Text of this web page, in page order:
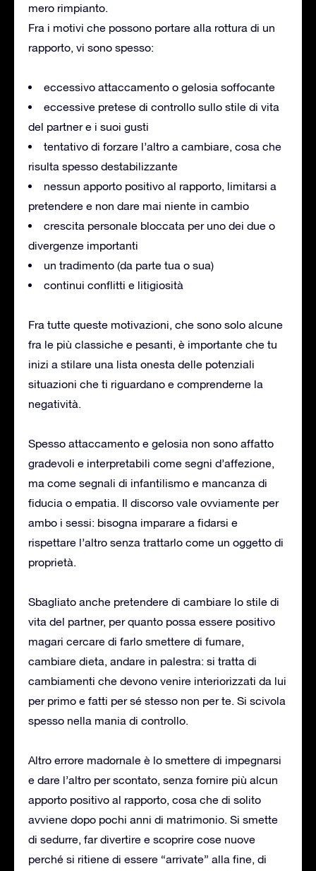
mero rimpianto.
Fra i motivi che possono portare alla rottura di un
rapporto, vi sono spesso:
eccessivo attaccamento o gelosia soffocante
eccessive pretese di controllo sullo stile di vita
del partner e i suoi gusti
tentativo di forzare l’altro a cambiare, cosa che
risulta spesso destabilizzante
nessun apporto positivo al rapporto, limitarsi a
pretendere e non dare mai niente in cambio
crescita personale bloccata per uno dei due o
divergenze importanti
un tradimento (da parte tua o sua)
continui conflitti e litigiosità
Fra tutte queste motivazioni, che sono solo alcune
fra le più classiche e pesanti, è importante che tu
inizi a stilare una lista onesta delle potenziali
situazioni che ti riguardano e comprenderne la
negatività.
Spesso attaccamento e gelosia non sono affatto
gradevoli e interpretabili come segni d’affezione,
ma come segnali di infantilismo e mancanza di
fiducia o empatia. Il discorso vale ovviamente per
ambo i sessi: bisogna imparare a fidarsi e
rispettare l’altro senza trattarlo come un oggetto di
proprietà.
Sbagliato anche pretendere di cambiare lo stile di
vita del partner, per quanto possa essere positivo
magari cercare di farlo smettere di fumare,
cambiare dieta, andare in palestra: si tratta di
cambiamenti che devono venire interiorizzati da lui
per primo e fatti per sé stesso non per te. Si scivola
spesso nella mania di controllo.
Altro errore madornale è lo smettere di impegnarsi
e dare l’altro per scontato, senza fornire più alcun
apporto positivo al rapporto, cosa che di solito
avviene dopo pochi anni di matrimonio. Si smette
di sedurre, far divertire e scoprire cose nuove
perché si ritiene di essere “arrivate” alla fine, di